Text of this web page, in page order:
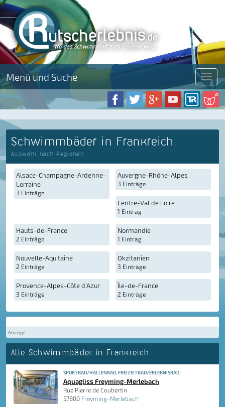
Menü und Suche Menü
Schwimmbäder in Frankreich
Auswahl nach Regionen
Alsace-Champagne-Ardenne-
Lorraine
3 Einträge
Auvergne-Rhône-Alpes
3 Einträge
Centre-Val de Loire
1 Eintrag
Hauts-de-France
2 Einträge
Normandie
1 Eintrag
Nouvelle-Aquitaine
2 Einträge
Okzitanien
3 Einträge
Provence-Alpes-Côte d’Azur
3 Einträge
Île-de-France
2 Einträge
Anzeige
Alle Schwimmbäder in Frankreich
SPORTBAD/HALLENBAD, FREIZEITBAD/ERLEBNISBAD
Aquagliss Freyming-Merlebach
Rue Pierre de Coubertin
57800 Freyming-Merlebach